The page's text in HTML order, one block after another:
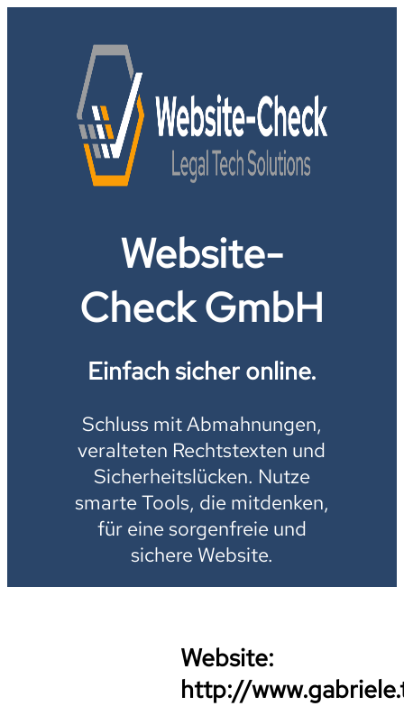
Website-
Check GmbH
Einfach sicher online.
Schluss mit Abmahnungen,
veralteten Rechtstexten und
Sicherheitslücken. Nutze
smarte Tools, die mitdenken,
für eine sorgenfreie und
sichere Website.
Website:
http://